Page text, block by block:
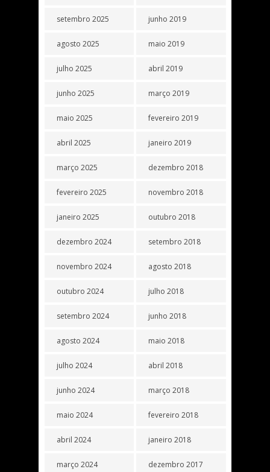
setembro 2025
agosto 2025
julho 2025
junho 2025
maio 2025
abril 2025
março 2025
fevereiro 2025
janeiro 2025
dezembro 2024
novembro 2024
outubro 2024
setembro 2024
agosto 2024
julho 2024
junho 2024
maio 2024
abril 2024
março 2024
junho 2019
maio 2019
abril 2019
março 2019
fevereiro 2019
janeiro 2019
dezembro 2018
novembro 2018
outubro 2018
setembro 2018
agosto 2018
julho 2018
junho 2018
maio 2018
abril 2018
março 2018
fevereiro 2018
janeiro 2018
dezembro 2017